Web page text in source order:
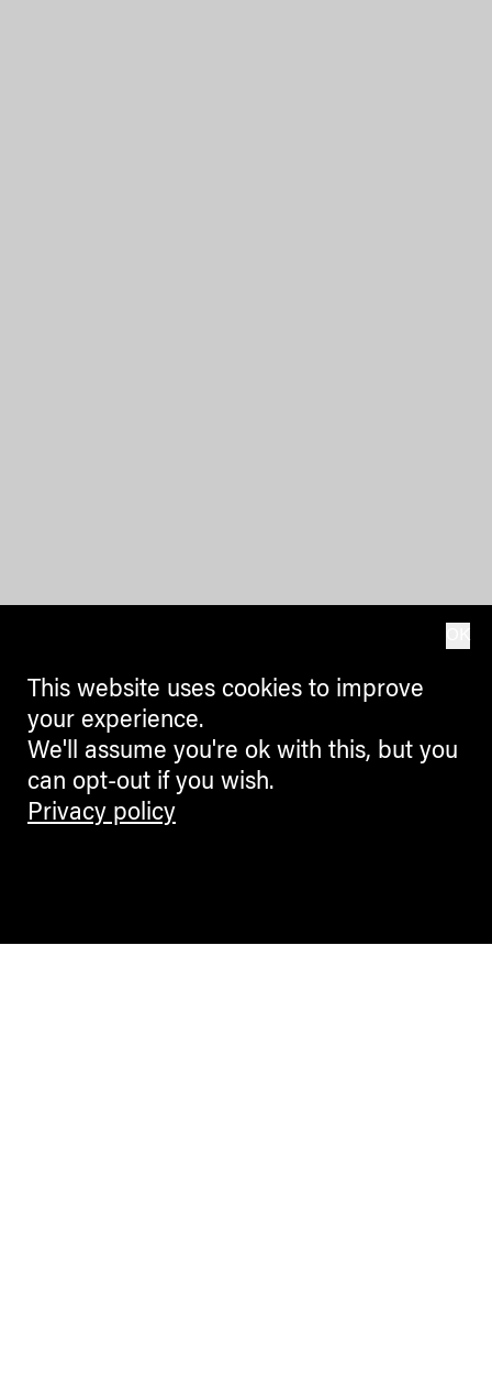
This website uses cookies to improve
your experience.
We'll assume you're ok with this, but you
can opt-out if you wish.
Privacy policy